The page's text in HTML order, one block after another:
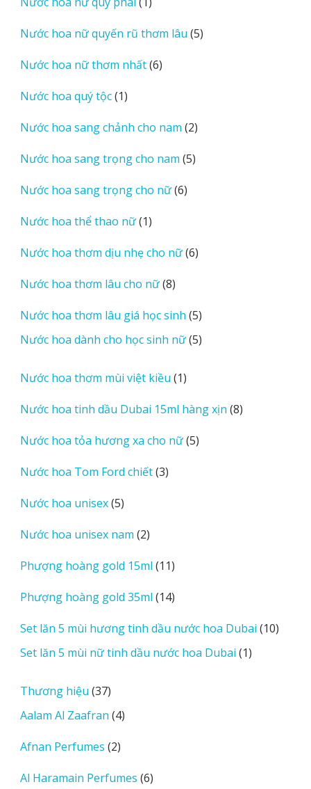
phẩm
Nước hoa nữ quyến rũ thơm lâu 55
Nước hoa nữ thơm nhất 66
Nước hoa quý tộc 11
phẩm
Nước hoa sang chảnh cho nam 22
phẩm
Nước hoa sang trọng cho nam 55
Nước hoa sang trọng cho nữ 66
Nước hoa thể thao nữ 11
phẩm
Nước hoa thơm dịu nhẹ cho nữ 66
Nước hoa thơm lâu cho nữ 88
phẩm
Nước hoa thơm lâu giá học sinh 55
sản
phẩm
Nước hoa dành cho học sinh nữ 55
Nước hoa thơm mùi việt kiều 11
phẩm
Nước hoa tinh dầu Dubai 15ml hàng xịn 88
Nước hoa tỏa hương xa cho nữ 55
Nước hoa Tom Ford chiết 33
Nước hoa unisex 55
phẩm
Nước hoa unisex nam 22
phẩm
Phượng hoàng gold 15ml 1111
phẩm
Phượng hoàng gold 35ml 1414
phẩm
Set lăn 5 mùi hương tinh dầu nước hoa Dubai 1010
Set lăn 5 mùi nữ tinh dầu nước hoa Dubai 11
Thương hiệu 3737
sản
phẩm
Aalam Al Zaafran 44
Afnan Perfumes 22
phẩm
Al Haramain Perfumes 66